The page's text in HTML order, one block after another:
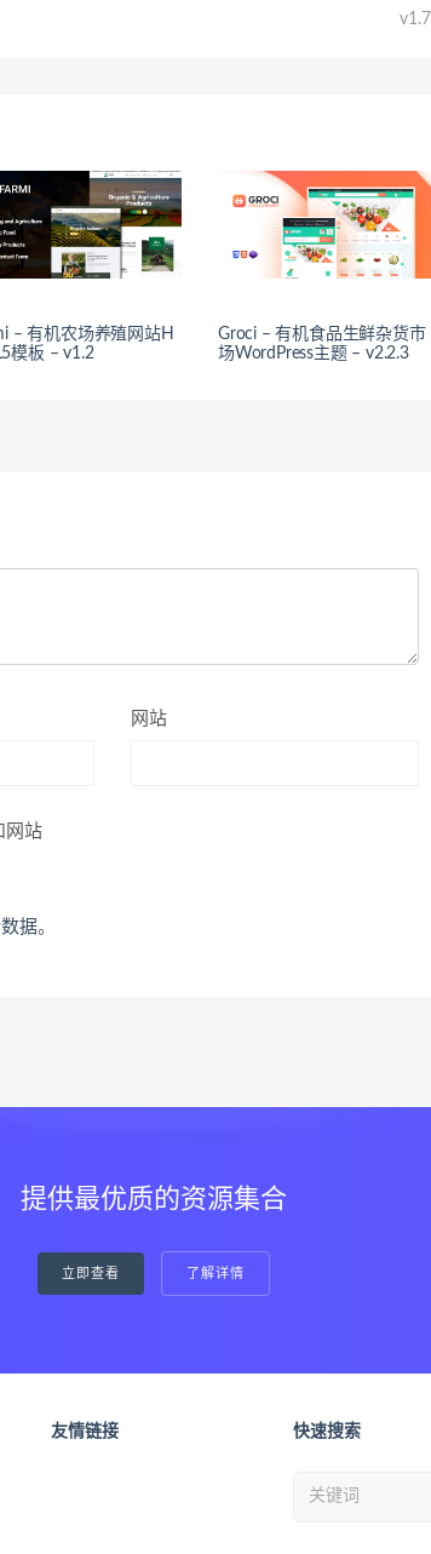
v1.7
– 有机农场养殖网站H
模板 – v1.2
Groci – 有机食品生鲜杂货市
场WordPress主题 – v2.2.3
网站
网站
据。
提供最优质的资源集合
立即查看 了解详情
友情链接 快速搜索